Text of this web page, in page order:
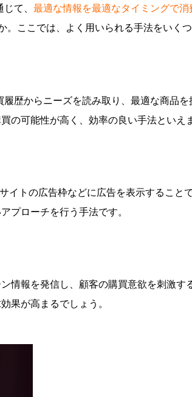
て、 最適な情報を最適なタイミングで
ここでは、よく用いられる手法をいくつ
歴からニーズを読み取り、最適な商品を
の可能性が高く、効率の良い手法といえ
イトの広告枠などに広告を表示すること
プローチを行う手法です。
情報を発信し、顧客の購買意欲を刺激す
果が高まるでしょう。